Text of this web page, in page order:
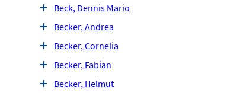
Beck, Dennis Mario
Becker, Andrea
Becker, Cornelia
Becker, Fabian
Becker, Helmut